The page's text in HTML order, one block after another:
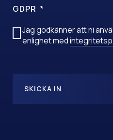
GDPR
Jag godkänner att ni
enlighet med
SKICKA IN